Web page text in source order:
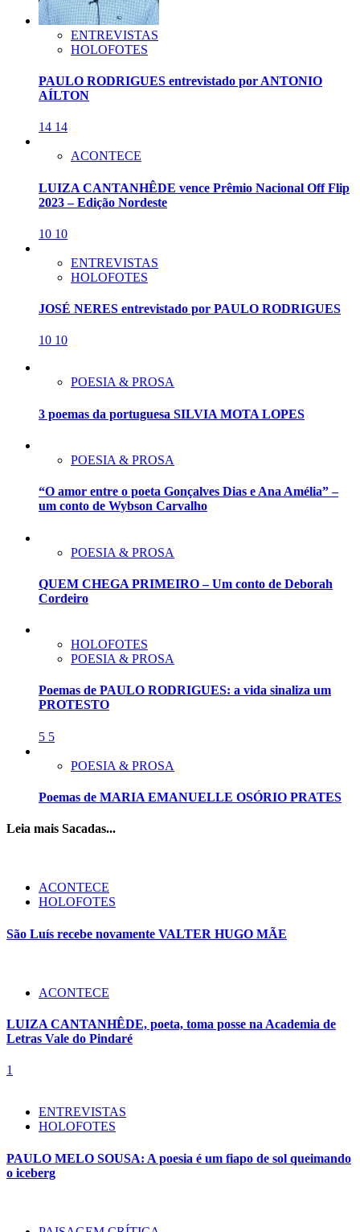
ENTREVISTAS
HOLOFOTES
PAULO RODRIGUES entrevistado por ANTONIO
AÍLTON
14 14
ACONTECE
LUIZA CANTANHÊDE vence Prêmio Nacional Off Flip
2023 – Edição Nordeste
10 10
ENTREVISTAS
HOLOFOTES
JOSÉ NERES entrevistado por PAULO RODRIGUES
10 10
POESIA & PROSA
3 poemas da portuguesa SILVIA MOTA LOPES
POESIA & PROSA
“O amor entre o poeta Gonçalves Dias e Ana Amélia” –
um conto de Wybson Carvalho
POESIA & PROSA
QUEM CHEGA PRIMEIRO – Um conto de Deborah
Cordeiro
HOLOFOTES
POESIA & PROSA
Poemas de PAULO RODRIGUES: a vida sinaliza um
PROTESTO
5 5
POESIA & PROSA
Poemas de MARIA EMANUELLE OSÓRIO PRATES
Leia mais Sacadas...
ACONTECE
HOLOFOTES
São Luís recebe novamente VALTER HUGO MÃE
ACONTECE
LUIZA CANTANHÊDE, poeta, toma posse na Academia de
Letras Vale do Pindaré
1
ENTREVISTAS
HOLOFOTES
PAULO MELO SOUSA: A poesia é um fiapo de sol queimando
o iceberg